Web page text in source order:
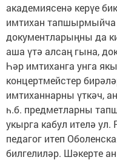
академиясенә керүе
имтихан тапшырмыйча
документларыңны да
аша үтә алсаң гына,
Һәр имтиханга унга
концертмейстер
имтиханнарны үткәч,
һ.б. предметларны
укырга кабул ителә
педагог итеп
билгелиләр. Шәкерте